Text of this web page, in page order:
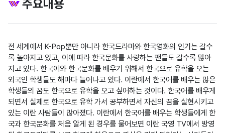
주요내용
전 세계에서 K-Pop뿐만 아니라 한국드라마와 한국영화의 인기는 갈수
록 높아지고 있고, 이에 따라 한국문화를 사랑하는 팬들도 갈수록 많아
지고 있다. 한국어와 한국문화를 배우기 위해서 한국으로 유학을 오는
외국인 학생들도 해마다 늘어나고 있다. 이란에서 한국어를 배우는 많은
학생들의 꿈도 한국으로 유학을 오고 싶어하는 것이다. 한국어를 배우게
되면서 실제로 한국으로 유학 가서 공부하면서 자신의 꿈을 실현시키고
있는 이란 사람들이 많아졌다. 이란에서 한국어를 배우는 학생들에게 한
국과 한국문화를 처음 알게 된 경우를 물어보면 이란 국영 TV에서 방영